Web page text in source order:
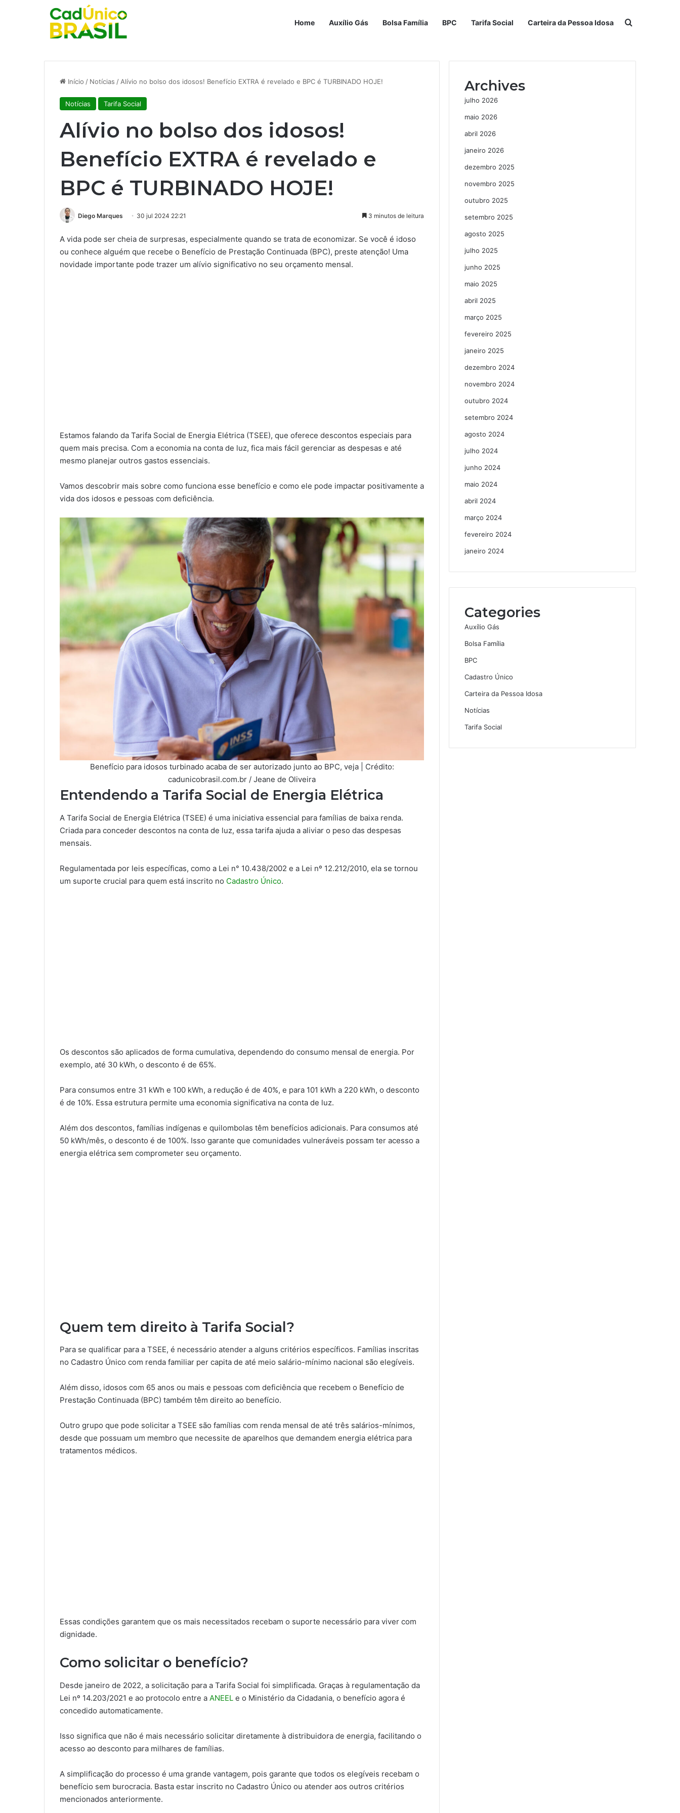
Home Auxílio Gás Bolsa Família BPC Tarifa Social Carteira da Pessoa Idosa Procurar por
Início / Notícias / Alívio no bolso dos idosos! Benefício EXTRA é revelado e BPC é TURBINADO HOJE!
Notícias Tarifa Social
Alívio no bolso dos idosos!
Benefício EXTRA é revelado e
BPC é TURBINADO HOJE!
Diego Marques 30 jul 2024 22:21 3 minutos de leitura
A vida pode ser cheia de surpresas, especialmente quando se trata de economizar. Se você é idoso
ou conhece alguém que recebe o Benefício de Prestação Continuada (BPC), preste atenção! Uma
novidade importante pode trazer um alívio significativo no seu orçamento mensal.
Estamos falando da Tarifa Social de Energia Elétrica (TSEE), que oferece descontos especiais para
quem mais precisa. Com a economia na conta de luz, fica mais fácil gerenciar as despesas e até
mesmo planejar outros gastos essenciais.
Vamos descobrir mais sobre como funciona esse benefício e como ele pode impactar positivamente a
vida dos idosos e pessoas com deficiência.
Benefício para idosos turbinado acaba de ser autorizado junto ao BPC, veja | Crédito:
cadunicobrasil.com.br / Jeane de Oliveira
Entendendo a Tarifa Social de Energia Elétrica
A Tarifa Social de Energia Elétrica (TSEE) é uma iniciativa essencial para famílias de baixa renda.
Criada para conceder descontos na conta de luz, essa tarifa ajuda a aliviar o peso das despesas
mensais.
Regulamentada por leis específicas, como a Lei n° 10.438/2002 e a Lei nº 12.212/2010, ela se tornou
um suporte crucial para quem está inscrito no Cadastro Único.
Os descontos são aplicados de forma cumulativa, dependendo do consumo mensal de energia. Por
exemplo, até 30 kWh, o desconto é de 65%.
Para consumos entre 31 kWh e 100 kWh, a redução é de 40%, e para 101 kWh a 220 kWh, o desconto
é de 10%. Essa estrutura permite uma economia significativa na conta de luz.
Além dos descontos, famílias indígenas e quilombolas têm benefícios adicionais. Para consumos até
50 kWh/mês, o desconto é de 100%. Isso garante que comunidades vulneráveis possam ter acesso a
energia elétrica sem comprometer seu orçamento.
Quem tem direito à Tarifa Social?
Para se qualificar para a TSEE, é necessário atender a alguns critérios específicos. Famílias inscritas
no Cadastro Único com renda familiar per capita de até meio salário-mínimo nacional são elegíveis.
Além disso, idosos com 65 anos ou mais e pessoas com deficiência que recebem o Benefício de
Prestação Continuada (BPC) também têm direito ao benefício.
Outro grupo que pode solicitar a TSEE são famílias com renda mensal de até três salários-mínimos,
desde que possuam um membro que necessite de aparelhos que demandem energia elétrica para
tratamentos médicos.
Essas condições garantem que os mais necessitados recebam o suporte necessário para viver com
dignidade.
Como solicitar o benefício?
Desde janeiro de 2022, a solicitação para a Tarifa Social foi simplificada. Graças à regulamentação da
Lei nº 14.203/2021 e ao protocolo entre a ANEEL e o Ministério da Cidadania, o benefício agora é
concedido automaticamente.
Isso significa que não é mais necessário solicitar diretamente à distribuidora de energia, facilitando o
acesso ao desconto para milhares de famílias.
A simplificação do processo é uma grande vantagem, pois garante que todos os elegíveis recebam o
benefício sem burocracia. Basta estar inscrito no Cadastro Único ou atender aos outros critérios
mencionados anteriormente.
Archives
julho 2026
maio 2026
abril 2026
janeiro 2026
dezembro 2025
novembro 2025
outubro 2025
setembro 2025
agosto 2025
julho 2025
junho 2025
maio 2025
abril 2025
março 2025
fevereiro 2025
janeiro 2025
dezembro 2024
novembro 2024
outubro 2024
setembro 2024
agosto 2024
julho 2024
junho 2024
maio 2024
abril 2024
março 2024
fevereiro 2024
janeiro 2024
Categories
Auxílio Gás
Bolsa Família
BPC
Cadastro Único
Carteira da Pessoa Idosa
Notícias
Tarifa Social